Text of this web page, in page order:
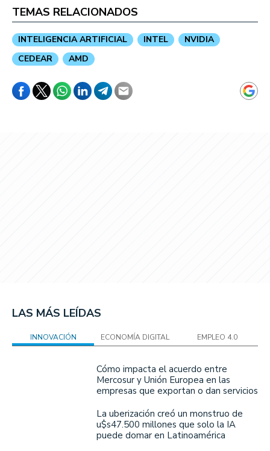
TEMAS RELACIONADOS
INTELIGENCIA ARTIFICIAL INTEL
NVIDIA
CEDEAR
AMD
LAS MÁS LEÍDAS
INNOVACIÓN ECONOMÍA DIGITAL EMPLEO 4.0
Cómo impacta el acuerdo entre
Mercosur y Unión Europea en las
empresas que exportan o dan servicios
La uberización creó un monstruo de
u$s47.500 millones que solo la IA
puede domar en Latinoamérica